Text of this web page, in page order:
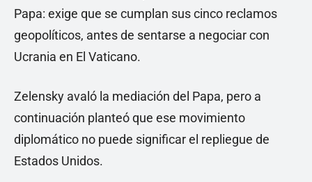
Papa: exige que se cumplan sus cinco reclamos
geopolíticos, antes de sentarse a negociar con
Ucrania en El Vaticano.
Zelensky avaló la mediación del Papa, pero a
continuación planteó que ese movimiento
diplomático no puede significar el repliegue de
Estados Unidos.